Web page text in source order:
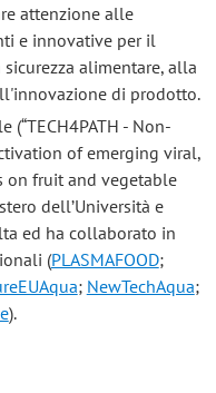
attenzione alle
e innovative per il
alimentare, alla
di prodotto.
- Non-
of emerging viral,
on fruit and vegetable
dell’Università e
ed ha collaborato in
(PLASMAFOOD;
; NewTechAqua;
).